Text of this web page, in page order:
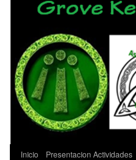
Saltar
Inicio Presentacion Actividades